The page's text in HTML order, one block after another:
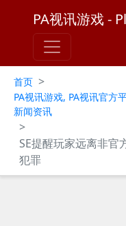
PA视讯游戏 -
首页 >
PA视讯游戏, PA视讯官方
新闻资讯
>
SE提醒玩家远离非官
犯罪